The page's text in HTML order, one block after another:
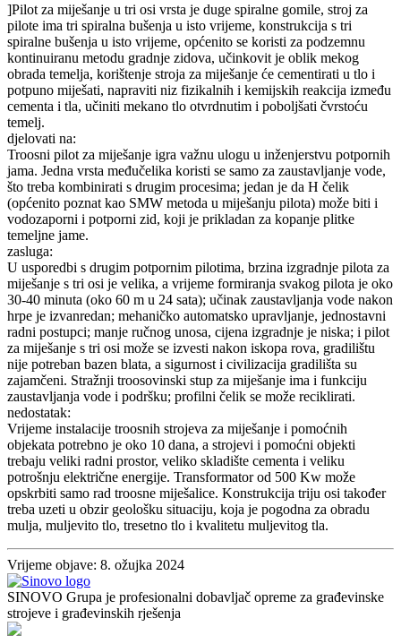
]Pilot za miješanje u tri osi vrsta je duge spiralne gomile, stroj za
pilote ima tri spiralna bušenja u isto vrijeme, konstrukcija s tri
spiralne bušenja u isto vrijeme, općenito se koristi za podzemnu
kontinuiranu metodu gradnje zidova, učinkovit je oblik mekog
obrada temelja, korištenje stroja za miješanje će cementirati u tlo i
potpuno miješati, napraviti niz fizikalnih i kemijskih reakcija između
cementa i tla, učiniti mekano tlo otvrdnutim i poboljšati čvrstoću
temelj.
djelovati na:
Troosni pilot za miješanje igra važnu ulogu u inženjerstvu potpornih
jama. Jedna vrsta međučelika koristi se samo za zaustavljanje vode,
što treba kombinirati s drugim procesima; jedan je da H čelik
(općenito poznat kao SMW metoda u miješanju pilota) može biti i
vodozaporni i potporni zid, koji je prikladan za kopanje plitke
temeljne jame.
zasluga:
U usporedbi s drugim potpornim pilotima, brzina izgradnje pilota za
miješanje s tri osi je velika, a vrijeme formiranja svakog pilota je oko
30-40 minuta (oko 60 m u 24 sata); učinak zaustavljanja vode nakon
hrpe je izvanredan; mehaničko automatsko upravljanje, jednostavni
radni postupci; manje ručnog unosa, cijena izgradnje je niska; i pilot
za miješanje s tri osi može se izvesti nakon iskopa rova, gradilištu
nije potreban bazen blata, a sigurnost i civilizacija gradilišta su
zajamčeni. Stražnji troosovinski stup za miješanje ima i funkciju
zaustavljanja vode i podršku; profilni čelik se može reciklirati.
nedostatak:
Vrijeme instalacije troosnih strojeva za miješanje i pomoćnih
objekata potrebno je oko 10 dana, a strojevi i pomoćni objekti
trebaju veliki radni prostor, veliko skladište cementa i veliku
potrošnju električne energije. Transformator od 500 Kw može
opskrbiti samo rad troosne miješalice. Konstrukcija triju osi također
treba uzeti u obzir geološku situaciju, koja je pogodna za obradu
mulja, muljevito tlo, tresetno tlo i kvalitetu muljevitog tla.
Vrijeme objave: 8. ožujka 2024
SINOVO Grupa je profesionalni dobavljač opreme za građevinske
strojeve i građevinskih rješenja